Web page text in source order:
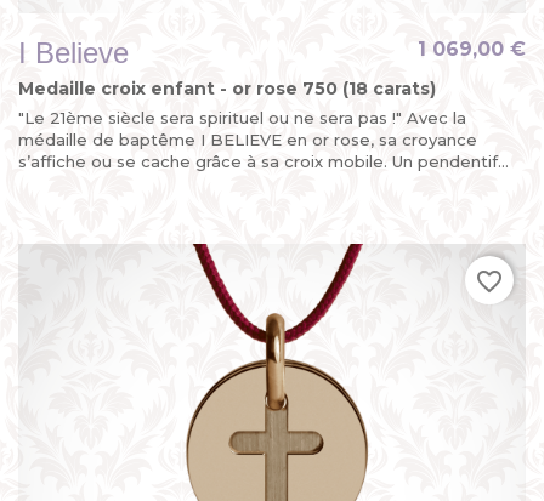
I Believe
Medaille croix enfant - or rose 750 (18 carats)
"Le 21ème siècle sera spirituel ou ne sera pas !" Avec la
médaille de baptême I BELIEVE en or rose, sa croyance
s’affiche ou se cache grâce à sa croix mobile. Un pendentif...
1 069,00 €
favorite_border